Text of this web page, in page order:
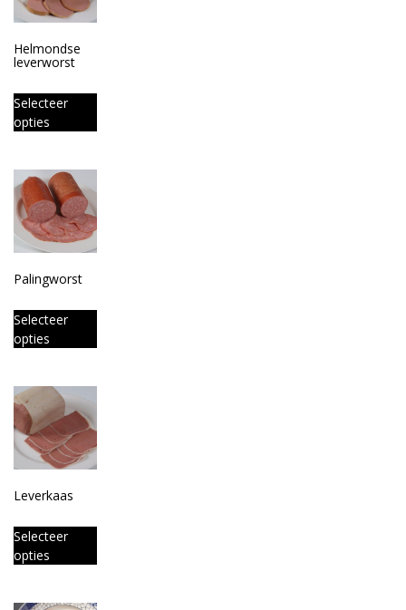
Helmondse
leverworst
Selecteer
opties
Palingworst
Selecteer
opties
Leverkaas
Selecteer
opties